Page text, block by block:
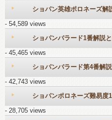
ショパン英雄ポロネーズ解
- 54,589 views
ショパンバラード1番解説
- 45,465 views
ショパンバラード第4番解
- 42,743 views
ショパンポロネーズ難易度
- 28,705 views